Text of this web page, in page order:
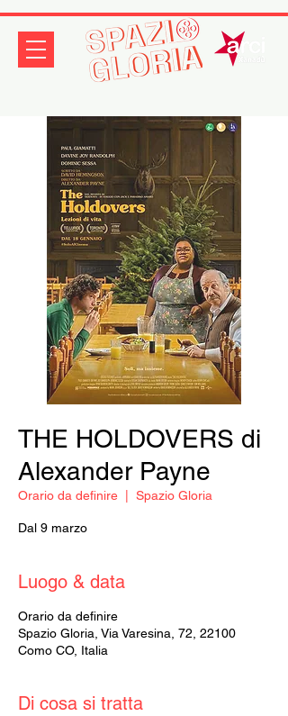
THE HOLDOVERS di
Alexander Payne
Orario da definire Spazio Gloria
Dal 9 marzo
Luogo & data
Orario da definire
Spazio Gloria, Via Varesina, 72, 22100
Como CO, Italia
Di cosa si tratta